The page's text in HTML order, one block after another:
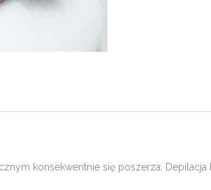
konsekwentnie się poszerza. Depilacja